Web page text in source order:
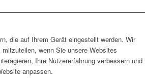
die auf Ihrem Gerät eingestellt werden. Wir
wenn Sie unsere Websites
Ihre Nutzererfahrung verbessern und
anpassen.